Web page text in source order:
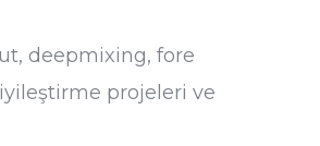
deepmixing, fore
projeleri ve